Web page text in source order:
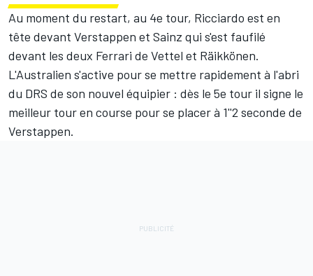
Au moment du restart, au 4e tour, Ricciardo est en
tête devant Verstappen et Sainz qui s'est faufilé
devant les deux Ferrari de Vettel et Räikkönen.
L'Australien s'active pour se mettre rapidement à l'abri
du DRS de son nouvel équipier : dès le 5e tour il signe le
meilleur tour en course pour se placer à 1''2 seconde de
Verstappen.